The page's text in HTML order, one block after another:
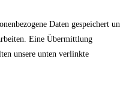
Daten gespeichert
Eine Übermittlung
unsere unten verlinkte